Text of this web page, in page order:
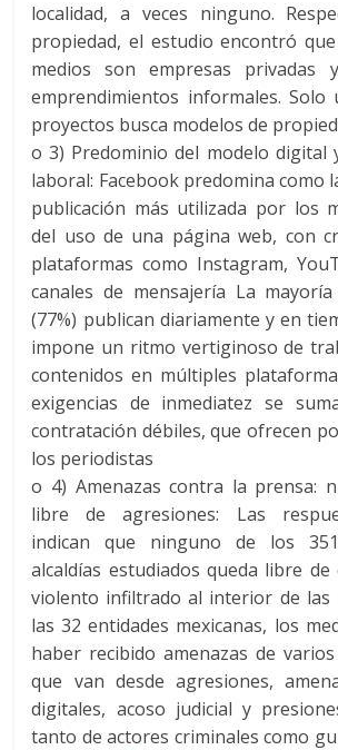
localidad, a veces ninguno.
propiedad, el estudio encontró
medios son empresas privadas
emprendimientos informales. Solo
proyectos busca modelos de
o3) Predominio del modelo digital
laboral: Facebook predomina como
publicación más utilizada por los
del uso de una página web, con
plataformas como Instagram,
canales de mensajería La
(77%) publican diariamente y en
impone un ritmo vertiginoso de
contenidos en múltiples
exigencias de inmediatez se
contratación débiles, que ofrecen
los periodistas
o 4) Amenazas contra la prensa:
libre de agresiones: Las
indican que ninguno de los
alcaldías estudiados queda libre
violento infiltrado al interior de las
las 32 entidades mexicanas, los
haber recibido amenazas de
que van desde agresiones,
digitales, acoso judicial y
tanto de actores criminales como